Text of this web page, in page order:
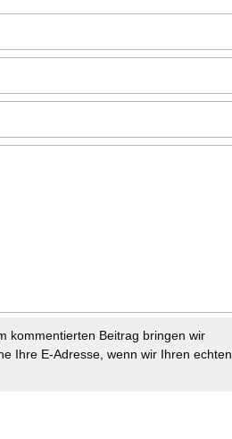
kommentierten Beitrag bringen wir
Ihre E-Adresse, wenn wir Ihren echten